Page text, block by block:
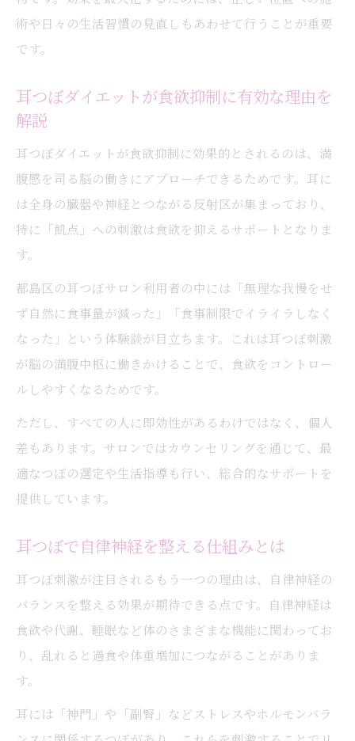
耳つぼで食事制限ストレスを軽減する方法
耳つぼは自然な食欲コントロールに最適
耳つぼダイエットでリバウンドを防ぐコツ
セルフケアとプロの耳つぼサポートの違いとは
耳つぼのセルフケアとプロ施術の効果比較
セルフ耳つぼと専門サロンの違いを解説
耳つぼダイエットの効果を最大化する方法
耳つぼ貼る位置選びのポイントと注意点
耳つぼで太りにくい体質を目指す理由とは
進
耳つぼ刺激で食欲と代謝をバランスよく整
える
術や日々の生活習慣の見直しもあわせて行うことが重要
です。
耳つぼダイエットが食欲抑制に有効な理由を
解説
耳つぼダイエットが食欲抑制に効果的とされるのは、満
腹感を司る脳の働きにアプローチできるためです。耳に
は全身の臓器や神経とつながる反射区が集まっており、
特に「飢点」への刺激は食欲を抑えるサポートとなりま
す。
都島区の耳つぼサロン利用者の中には「無理な我慢をせ
ず自然に食事量が減った」「食事制限でイライラしなく
なった」という体験談が目立ちます。これは耳つぼ刺激
が脳の満腹中枢に働きかけることで、食欲をコントロー
ルしやすくなるためです。
ただし、すべての人に即効性があるわけではなく、個人
差もあります。サロンではカウンセリングを通じて、最
適なつぼの選定や生活指導も行い、総合的なサポートを
提供しています。
耳つぼで自律神経を整える仕組みとは
耳つぼ刺激が注目されるもう一つの理由は、自律神経の
バランスを整える効果が期待できる点です。自律神経は
食欲や代謝、睡眠など体のさまざまな機能に関わってお
り、乱れると過食や体重増加につながることがありま
す。
耳には「神門」や「副腎」などストレスやホルモンバラ